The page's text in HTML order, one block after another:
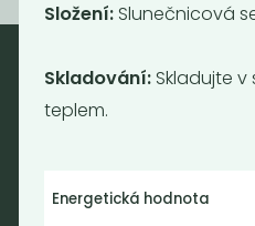
Nebaleno
drogerie a minikavárna
Složení:Slunečnicová
Skladování:Skladujte v
teplem.
Energetická hodnota